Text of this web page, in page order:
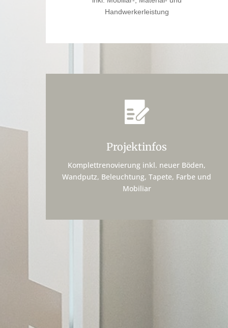
Handwerkerleistung
Projektinfos
Komplettrenovierung inkl. neuer Böden,
Wandputz, Beleuchtung, Tapete, Farbe und
Mobiliar